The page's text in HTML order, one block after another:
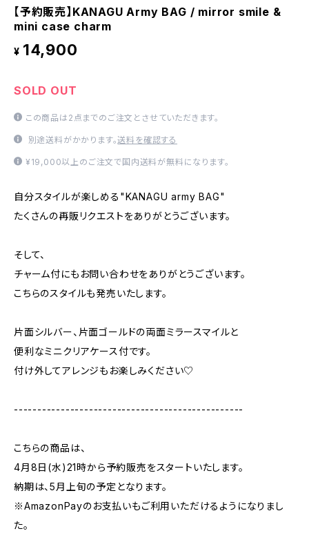
【予約販売】KANAGU Army BAG / mirror smile &
mini case charm
¥ 14,900
SOLD OUT
この商品は2点までのご注文とさせていただきます。
別途送料がかかります。送料を確認する
¥19,000以上のご注文で国内送料が無料になります。
自分スタイルが楽しめる"KANAGU army BAG"
たくさんの再販リクエストをありがとうございます。
そして、
チャーム付にもお問い合わせをありがとうございます。
こちらのスタイルも発売いたします。
片面シルバー、片面ゴールドの両面ミラースマイルと
便利なミニクリアケース付です。
付け外してアレンジもお楽しみください♡
-------------------------------------------------
こちらの商品は、
4月8日(水)21時から予約販売をスタートいたします。
納期は、5月上旬の予定となります。
※AmazonPayのお支払いもご利用いただけるようになりまし
た。